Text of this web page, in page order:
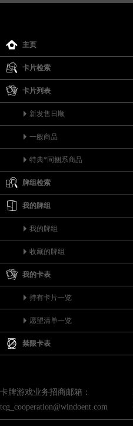
主页
卡片检索
卡片列表
新发售日顺
一般商品
特典*同捆系商品
牌组检索
我的牌组
我的牌组
收藏的牌组
我的卡表
持有卡片一览
愿望清单一览
禁限卡表
卡牌游戏业务招商邮箱：
tcg_cooperation@windoent.com